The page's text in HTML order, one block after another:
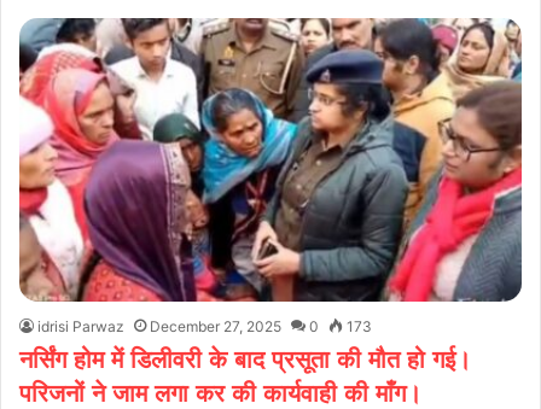
idrisi Parwaz December 27, 2025 0 173
नर्सिंग होम में डिलीवरी के बाद प्रसूता की मौत हो गई।
परिजनों ने जाम लगा कर की कार्यवाही की माँग।